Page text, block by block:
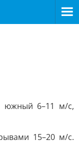
южный 6–11 м/с,
15–20 м/с.